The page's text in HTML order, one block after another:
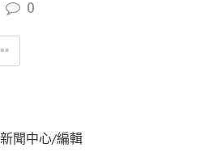
0
聞中心/編輯